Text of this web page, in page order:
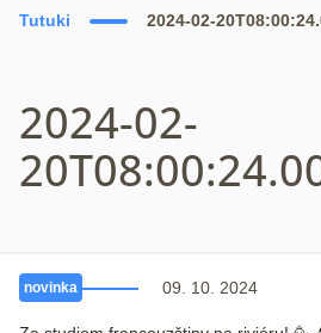
Tutuki 2024-02-
2024-02-
novinka 09. 10. 2024